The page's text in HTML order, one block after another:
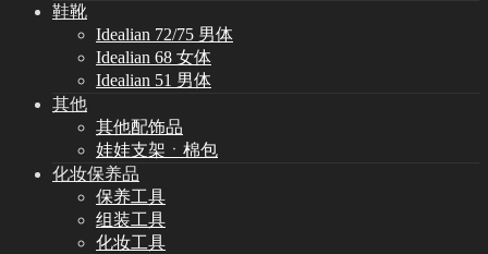
鞋靴
Idealian 72/75 男体
Idealian 68 女体
Idealian 51 男体
其他
其他配饰品
娃娃支架ㆍ棉包
化妆保养品
保养工具
组装工具
化妆工具